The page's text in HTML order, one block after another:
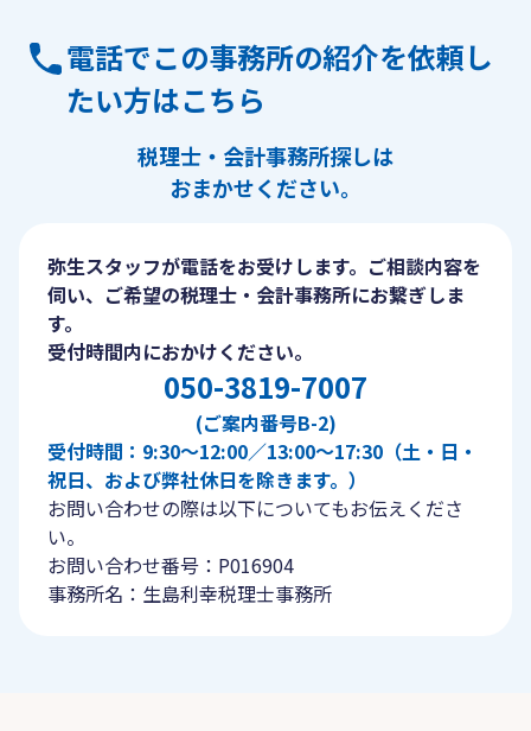
電話でこの事務所の紹介を依頼し
たい方はこちら
税理士・会計事務所探しは
おまかせください。
弥生スタッフが電話をお受けします。ご相談内容を
伺い、ご希望の税理士・会計事務所にお繋ぎしま
す。
受付時間内におかけください。
050-3819-7007
(ご案内番号B-2)
受付時間：9:30〜12:00／13:00〜17:30（土・日・
祝日、および弊社休日を除きます。）
お問い合わせの際は以下についてもお伝えくださ
い。
お問い合わせ番号：P016904
事務所名：生島利幸税理士事務所